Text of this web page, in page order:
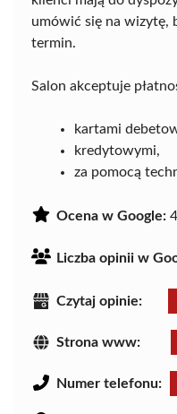
umówić się na wizytę,
termin.
Salon akceptuje
kartami
kredytowymi,
za pomocą
Ocena w Google:
Liczba opinii w
Czytaj opinie:
Strona www:
Numer telefonu: